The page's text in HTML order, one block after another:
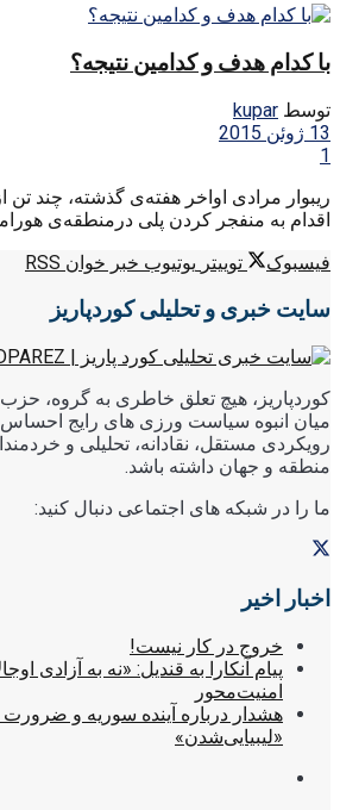
با کدام هدف و کدامین نتیجه؟
توسط kupar
13 ژوئن 2015
1
ریبوار مرادی اواخر هفته‌ی گذشته، چند
اقدام به منفجر کردن پلی درمنطقه‌ی
فیسبوک
توییتر یوتیوب خبر خوان RSS
سایت خبری و تحلیلی کوردپاریز
کوردپاریز، هیچ تعلق خاطری به گروه،
میان انبوه سیاست ورزی های رایج احساس
رویکردی مستقل، نقادانه، تحلیلی و
منطقه و جهان داشته باشد.
ما را در شبکه های اجتماعی دنبال کنید:
اخبار اخیر
خروج در کار نیست!
پیام آنکارا به قندیل: «نه به آزادی
امنیت‌محور
هشدار درباره آینده سوریه و
«لیبیایی‌شدن»